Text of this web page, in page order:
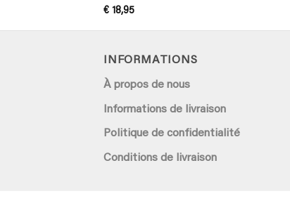
Rated
€18,95
INFORMATIONS
À propos de nous
Informations de livraison
Politique de confidentialité
Conditions de livraison